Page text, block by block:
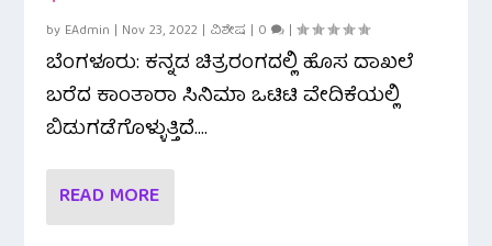
by EAdmin | Nov 23, 2022 | ವಿಶೇಷ | 0 |
ಬೆಂಗಳೂರು: ಕನ್ನಡ ಚಿತ್ರರಂಗದಲ್ಲಿ ಹೊಸ ದಾಖಲೆ
ಬರೆದ ಕಾಂತಾರಾ ಸಿನಿಮಾ ಒಟಿಟಿ ವೇದಿಕೆಯಲ್ಲಿ
ಬಿಡುಗಡೆಗೊಳ್ಳುತ್ತಿದೆ....
READ MORE